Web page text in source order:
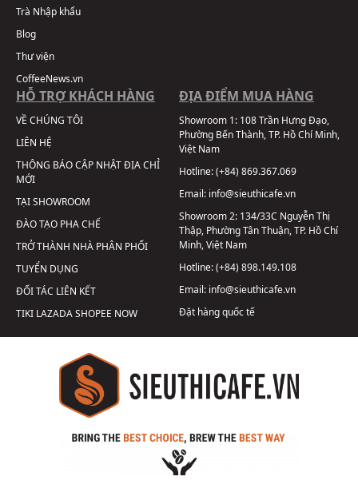
Trà Nhập khẩu
Blog
Thư viện
CoffeeNews.vn
HỖ TRỢ KHÁCH HÀNG
VỀ CHÚNG TÔI
LIÊN HỆ
THÔNG BÁO CẬP NHẬT ĐỊA CHỈ
MỚI
TẠI SHOWROOM
ĐÀO TẠO PHA CHẾ
TRỞ THÀNH NHÀ PHÂN PHỐI
TUYỂN DỤNG
ĐỐI TÁC LIÊN KẾT
TIKI LAZADASHOPEE NOW
ĐỊA ĐIỂM MUA HÀNG
Showroom 1: 108 Trần Hưng Đạo,
Phường Bến Thành, TP. Hồ Chí Minh,
Việt Nam
Hotline:(+84) 869.367.069
Email: info@sieuthicafe.vn
Showroom 2: 134/33C Nguyễn Thị
Thập, Phường Tân Thuận, TP. Hồ Chí
Minh, Việt Nam
Hotline:(+84) 898.149.108
Email: info@sieuthicafe.vn
Đặt hàng quốc tế